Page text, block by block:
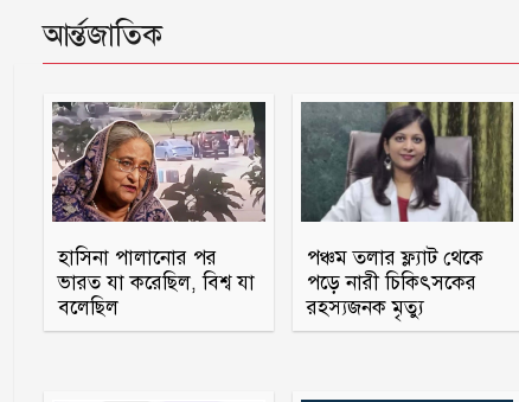
আর্ন্তজাতিক
হাসিনা পালানোর পর
ভারত যা করেছিল, বিশ্ব যা
বলেছিল
পঞ্চম তলার ফ্ল্যাট থেকে
পড়ে নারী চিকিৎসকের
রহস্যজনক মৃত্যু